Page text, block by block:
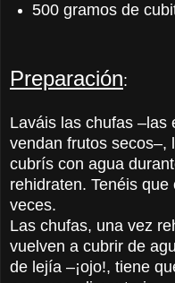
500 gramos de
Preparación:
Laváis las chufas –las
vendan frutos secos–,
cubrís con agua
rehidraten. Tenéis
veces.
Las chufas, una vez
vuelven a cubrir de
de lejía –¡ojo!, tiene